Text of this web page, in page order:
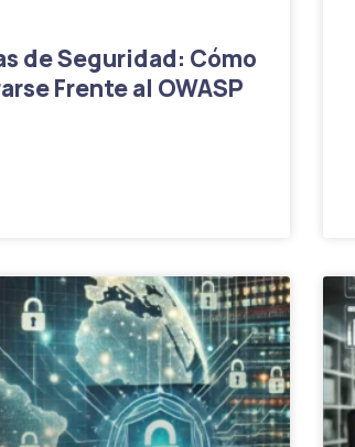
de Seguridad: Cómo
Frente al OWASP